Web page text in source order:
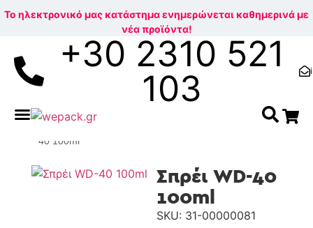
Το ηλεκτρονικό μας κατάστημα ενημερώνεται καθημερινά με
νέα προϊόντα!
+30 2310 521
103
Βρείτε το κουτί που σας ταιριάζει!
Αρχική σελίδα
ΕΞΟΠΛΙΣΜΟΣ ΑΠΟΘΗΚΗΣ & ΕΙΔΗ
ΓΙΑ ΕΠΑΓΓΕΛΜΑΤΙΕΣ
40 100ml
Σπρέι WD-40
100ml
SKU: 31-00000081